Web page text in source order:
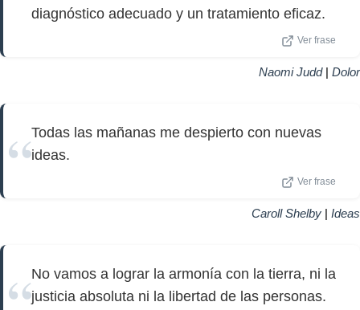
diagnóstico adecuado y un tratamiento eficaz.
Ver frase
Naomi Judd| Dolor
Todas las mañanas me despierto con nuevas
ideas.
Ver frase
Caroll Shelby | Ideas
No vamos a lograr la armonía con la tierra, ni la
justicia absoluta ni la libertad de las personas.